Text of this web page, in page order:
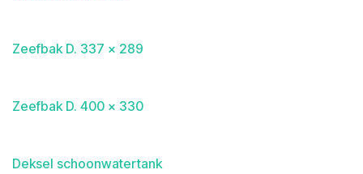
Zeefbak D. 337 x 289
Zeefbak D. 400 x 330
Deksel schoonwatertank